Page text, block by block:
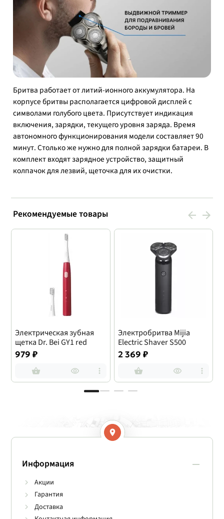
Бритва работает от литий-ионного аккумулятора. На
корпусе бритвы располагается цифровой дисплей с
символами голубого цвета. Присутствует индикация
включения, зарядки, текущего уровня заряда. Время
автономного функционирования модели составляет 90
минут. Столько же нужно для полной зарядки батареи. В
комплект входят зарядное устройство, защитный
колпачок для лезвий, щеточка для их очистки.
Рекомендуемые товары
Электрическая зубная
щетка Dr. Bei GY1 red
979 ₽
Электробритва Mijia
Electric Shaver S500
2 369 ₽
Информация
Акции
Гарантия
Доставка